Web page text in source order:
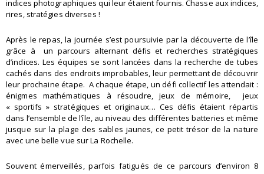
indices photographiques qui leur étaient fournis. Chasse aux indices,
rires, stratégies diverses !
Après le repas, la journée s’est poursuivie par la découverte de l’île
grâce à un parcours alternant défis et recherches stratégiques
d’indices. Les équipes se sont lancées dans la recherche de tubes
cachés dans des endroits improbables, leur permettant de découvrir
leur prochaine étape. A chaque étape, un défi collectif les attendait :
énigmes mathématiques à résoudre, jeux de mémoire, jeux
« sportifs » stratégiques et originaux… Ces défis étaient répartis
dans l’ensemble de l’île, au niveau des différentes batteries et même
jusque sur la plage des sables jaunes, ce petit trésor de la nature
avec une belle vue sur La Rochelle.
Souvent émerveillés, parfois fatigués de ce parcours d’environ 8